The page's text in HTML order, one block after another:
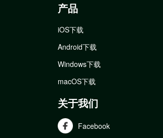
产品
iOS下载
Android下载
Windows下载
macOS下载
关于我们
Facebook